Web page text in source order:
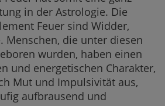
in der Astrologie. Die
Feuer sind Widder,
Menschen, die unter diesen
wurden, haben einen
und energetischen Charakter,
Mut und Impulsivität aus,
aufbrausend und